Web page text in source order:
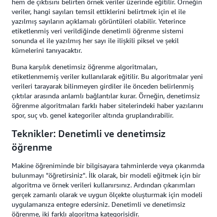
hem de çıktısını belirten örnek veriler üzerinde eğitilir. Örneğin
veriler, hangi sayıları temsil ettiklerini belirtmek için el ile
yazılmış sayıların açıklamalı görüntüleri olabilir. Yeterince
etiketlenmiş veri verildiğinde denetimli öğrenme sistemi
sonunda el ile yazılmış her sayı ile ilişkili piksel ve şekil
kümelerini tanıyacaktır.
Buna karşılık denetimsiz öğrenme algoritmaları,
etiketlenmemiş veriler kullanılarak eğitilir. Bu algoritmalar yeni
verileri tarayarak bilinmeyen girdiler ile önceden belirlenmiş
çıktılar arasında anlamlı bağlantılar kurar. Örneğin, denetimsiz
öğrenme algoritmaları farklı haber sitelerindeki haber yazılarını
spor, suç vb. genel kategoriler altında gruplandırabilir.
Teknikler: Denetimli ve denetimsiz
öğrenme
Makine öğreniminde bir bilgisayara tahminlerde veya çıkarımda
bulunmayı "öğretirsiniz". İlk olarak, bir modeli eğitmek için bir
algoritma ve örnek verileri kullanırsınız. Ardından çıkarımları
gerçek zamanlı olarak ve uygun ölçekte oluşturmak için modeli
uygulamanıza entegre edersiniz. Denetimli ve denetimsiz
öğrenme, iki farklı algoritma kategorisidir.